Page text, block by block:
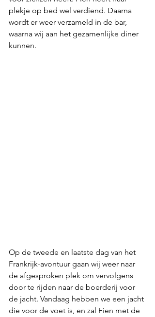
plekje op bed wel verdiend. Daarna
wordt er weer verzameld in de bar,
waarna wij aan het gezamenlijke diner
kunnen.
Op de tweede en laatste dag van het
Frankrijk-avontuur gaan wij weer naar
de afgesproken plek om vervolgens
door te rijden naar de boerderij voor
de jacht. Vandaag hebben we een jacht
die voor de voet is, en zal Fien met de